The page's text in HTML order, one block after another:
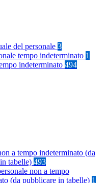
del personale 3
tempo indeterminato 1
indeterminato 494
a tempo indeterminato (da
tabelle) 493
non a tempo
(da pubblicare in tabelle) 1